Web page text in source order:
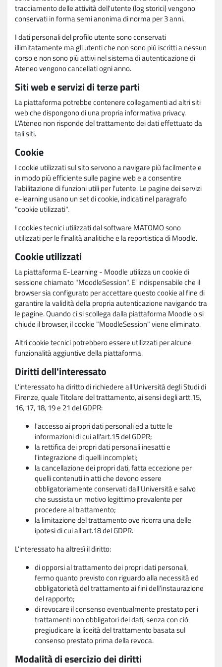
tracciamento delle attività dell'utente (log storici) vengono
conservati in forma semi anonima di norma per 3 anni.
I dati personali del profilo utente sono conservati
illimitatamente ma gli utenti che non sono più iscritti a nessun
corso e non sono più attivi nel sistema di autenticazione di
Ateneo vengono cancellati ogni anno.
Siti web e servizi di terze parti
La piattaforma potrebbe contenere collegamenti ad altri siti
web che dispongono di una propria informativa privacy.
L'Ateneo non risponde del trattamento dei dati effettuato da
tali siti.
Cookie
I cookie utilizzati sul sito servono a navigare più facilmente e
in modo più efficiente sulle pagine web e a consentire
l'abilitazione di funzioni utili per l'utente. Le pagine dei servizi
e-learning usano un set di cookie, indicati nel paragrafo
"cookie utilizzati".
I cookies tecnici utilizzati dal software MATOMO sono
utilizzati per le finalità analitiche e la reportistica di Moodle.
Cookie utilizzati
La piattaforma E-Learning - Moodle utilizza un cookie di
sessione chiamato "MoodleSession". E' indispensabile che il
browser sia configurato per accettare questo cookie al fine di
garantire la validità della propria autenticazione navigando tra
le pagine. Quando ci si scollega dalla piattaforma Moodle o si
chiude il browser, il cookie "MoodleSession" viene eliminato.
Altri cookie tecnici potrebbero essere utilizzati per alcune
funzionalità aggiuntive della piattaforma.
Diritti dell'interessato
L'interessato ha diritto di richiedere all'Università degli Studi di
Firenze, quale Titolare del trattamento, ai sensi degli artt.15,
16, 17, 18, 19 e 21 del GDPR:
l'accesso ai propri dati personali ed a tutte le
informazioni di cui all'art.15 del GDPR;
la rettifica dei propri dati personali inesatti e
l'integrazione di quelli incompleti;
la cancellazione dei propri dati, fatta eccezione per
quelli contenuti in atti che devono essere
obbligatoriamente conservati dall'Università e salvo
che sussista un motivo legittimo prevalente per
procedere al trattamento;
la limitazione del trattamento ove ricorra una delle
ipotesi di cui all'art.18 del GDPR.
L'interessato ha altresì il diritto:
di opporsi al trattamento dei propri dati personali,
fermo quanto previsto con riguardo alla necessità ed
obbligatorietà del trattamento ai fini dell'instaurazione
del rapporto;
di revocare il consenso eventualmente prestato per i
trattamenti non obbligatori dei dati, senza con ciò
pregiudicare la liceità del trattamento basata sul
consenso prestato prima della revoca.
Modalità di esercizio dei diritti